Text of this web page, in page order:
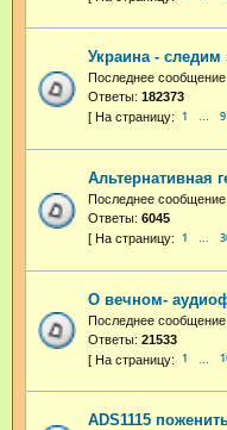
Украина -
Последнее сообщение
Ответы: 182373
1 …
Альтернативная
Последнее сообщение
Ответы: 6045
1 …
О вечном-
Последнее сообщение
Ответы: 21533
1
ADS1115